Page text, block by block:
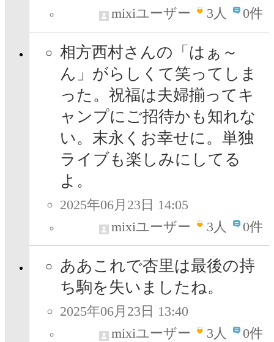
mixiユーザー
3人 0件
相方西村さんの「はぁ～
ん」がらしくて笑ってしま
った。祝福は夫婦揃ってキ
ャンプにご招待かも知れな
い。末永くお幸せに。単独
ライブも楽しみにしてる
よ。
2025年06月23日 14:05
mixiユーザー
3人 0件
ああこれで杏里は最後の持
ち駒を失いましたね。
2025年06月23日 13:40
mixiユーザー
3人 0件